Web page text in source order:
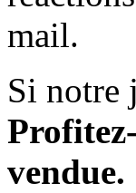
mail.
Si notre
vendue.